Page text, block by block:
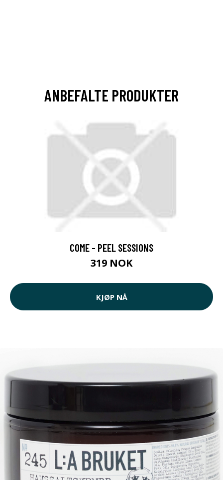
ANBEFALTE PRODUKTER
COME - PEEL SESSIONS
319 NOK
KJØP NÅ